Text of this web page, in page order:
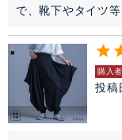
で、靴下やタイツ
購入者
投稿